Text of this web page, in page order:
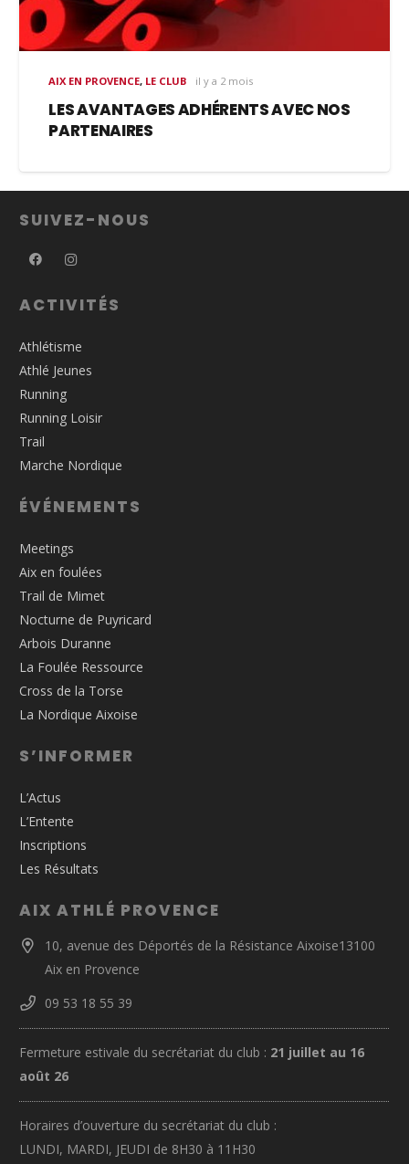
AIX EN PROVENCE, LE CLUB il y a 2 mois
LES AVANTAGES ADHÉRENTS AVEC NOS
PARTENAIRES
SUIVEZ-NOUS
ACTIVITÉS
Athlétisme
Athlé Jeunes
Running
Running Loisir
Trail
Marche Nordique
ÉVÉNEMENTS
Meetings
Aix en foulées
Trail de Mimet
Nocturne de Puyricard
Arbois Duranne
La Foulée Ressource
Cross de la Torse
La Nordique Aixoise
S’INFORMER
L’Actus
L’Entente
Inscriptions
Les Résultats
AIX ATHLÉ PROVENCE
10, avenue des Déportés de la Résistance Aixoise13100
Aix en Provence
09 53 18 55 39
Fermeture estivale du secrétariat du club : 21 juillet au 16
août 26
Horaires d’ouverture du secrétariat du club :
LUNDI, MARDI, JEUDI de 8H30 à 11H30